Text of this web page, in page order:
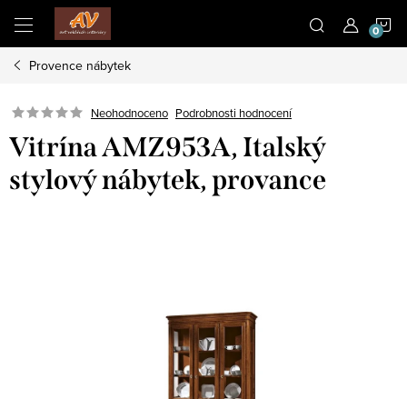
obsah
Provence nábytek
Neohodnoceno Podrobnosti hodnocení
Vitrína AMZ953A, Italský
stylový nábytek, provance